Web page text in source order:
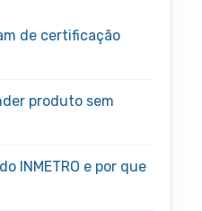
de certificação
produto sem
INMETRO e por que